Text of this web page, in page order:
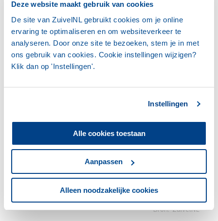
Deze website maakt gebruik van cookies
De site van ZuivelNL gebruikt cookies om je online
ervaring te optimaliseren en om websiteverkeer te
analyseren. Door onze site te bezoeken, stem je in met
ons gebruik van cookies. Cookie instellingen wijzigen?
Klik dan op 'Instellingen'.
Instellingen
Alle cookies toestaan
Aanpassen
Alleen noodzakelijke cookies